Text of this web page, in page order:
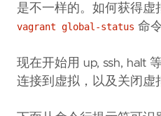
是不一样的。如何获得虚
vagrant global-status 命
现在开始用 up, ssh, halt
连接到虚拟，以及关闭虚